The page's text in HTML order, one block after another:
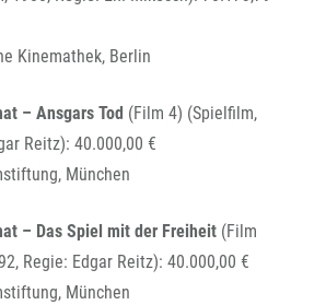
Kinemathek, Berlin
– Ansgars Tod (Film 4) (Spielfilm,
Reitz): 40.000,00 €
München
– Das Spiel mit der Freiheit (Film
Regie: Edgar Reitz): 40.000,00 €
München